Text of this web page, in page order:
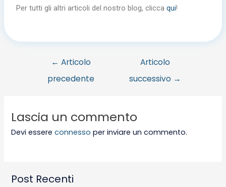
Per tutti gli altri articoli del nostro blog, cliccaqui!
← Articolo
precedente
Articolo
successivo →
Lascia un commento
Devi essereconnesso per inviare un commento.
Post Recenti